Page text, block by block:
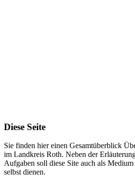
Diese Seite
Sie finden hier einen Gesamtüberblick
im Landkreis Roth. Neben der
Aufgaben soll diese Site auch als
selbst dienen.